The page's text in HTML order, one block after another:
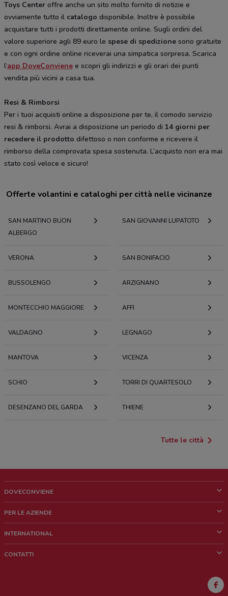
Toys Center offre anche un sito molto fornito di notizie e
ovviamente tutto il catalogo disponibile. Inoltre è possibile
acquistare tutti i prodotti direttamente online. Sugli ordini del
valore superiore agli 89 euro le spese di spedizione sono gratuite
e con ogni ordine online riceverai una simpatica sorpresa. Scarica
l’app DoveConviene e scopri gli indirizzi e gli orari dei punti
vendita più vicini a casa tua.
Resi & Rimborsi
Per i tuoi acquisti online a disposizione per te, il comodo servizio
resi & rimborsi. Avrai a disposizione un periodo di 14 giorni per
recedere il prodotto difettoso o non conforme e ricevere il
rimborso della comprovata spesa sostenuta. L’acquisto non era mai
stato così veloce e sicuro!
Offerte volantini e cataloghi per città nelle vicinanze
SAN MARTINO BUON
ALBERGO
SAN GIOVANNI LUPATOTO
VERONA SAN BONIFACIO
BUSSOLENGO ARZIGNANO
MONTECCHIO MAGGIORE AFFI
VALDAGNO LEGNAGO
MANTOVA VICENZA
SCHIO TORRI DI QUARTESOLO
DESENZANO DEL GARDA THIENE
Tutte le città
DOVECONVIENE
Chi siamo
Lavora con noi
PER LE AZIENDE
Richieste commerciali e marketing
INTERNATIONAL
CONTATTI